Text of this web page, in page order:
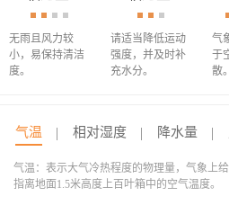
无雨且风力较
小，易保持清洁
度。
请适当降低运动
强度，并及时补
充水分。
气
于
散
气温 相对湿度 降水量
气温：表示大气冷热程度的物理量，气象上
指离地面1.5米高度上百叶箱中的空气温度。